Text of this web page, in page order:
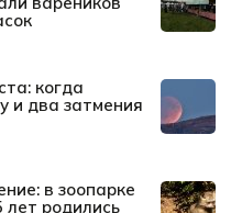
когда
и два затмения
в зоопарке
родились